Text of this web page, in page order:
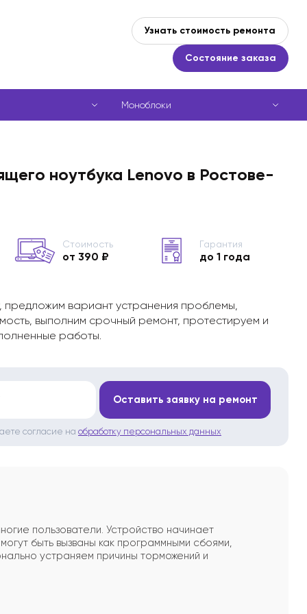
Узнать стоимость ремонта
Состояние заказа
Моноблоки
ноутбука Lenovo в Ростове-
Стоимость
от 390 ₽
Гарантия
до 1 года
предложим вариант устранения проблемы,
выполним срочный ремонт, протестируем и
работы.
Оставить заявку на ремонт
согласие на обработку персональных данных
пользователи. Устройство начинает
быть вызваны как программными сбоями,
устраняем причины торможений и